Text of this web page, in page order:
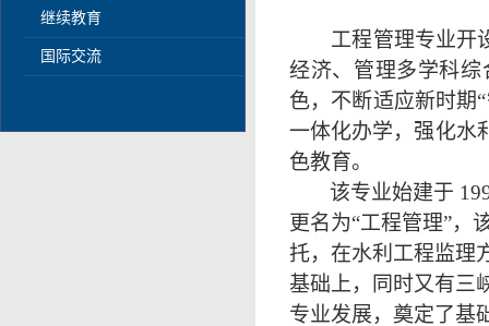
继续教育
国际交流
工程管理专业开
经济、管理多学科
色，不断适应新时期
一体化办学，强化水
色教育。
该专业始建于
更名为“工程管理”，
托，在水利工程监理
基础上，同时又有三
专业发展，奠定了基